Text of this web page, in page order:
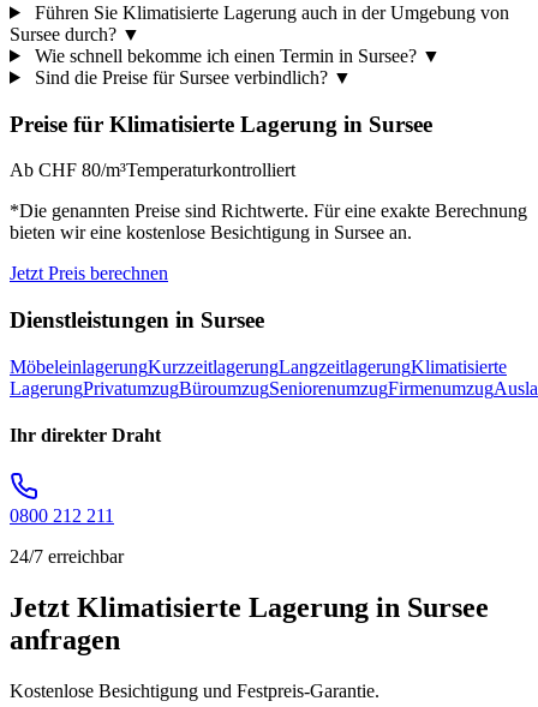
Führen Sie Klimatisierte Lagerung auch in der Umgebung von
Sursee durch? ▼
Wie schnell bekomme ich einen Termin in Sursee? ▼
Sind die Preise für Sursee verbindlich? ▼
Preise für Klimatisierte Lagerung in Sursee
Ab CHF 80/m³Temperaturkontrolliert
*Die genannten Preise sind Richtwerte. Für eine exakte Berechnung
bieten wir eine kostenlose Besichtigung in Sursee an.
Jetzt Preis berechnen
Dienstleistungen in Sursee
MöbeleinlagerungKurzzeitlagerungLangzeitlagerungKlimatisierte
LagerungPrivatumzugBüroumzugSeniorenumzugFirmenumzug
Ihr direkter Draht
0800 212 211
24/7 erreichbar
Jetzt Klimatisierte Lagerung in Sursee
anfragen
Kostenlose Besichtigung und Festpreis-Garantie.